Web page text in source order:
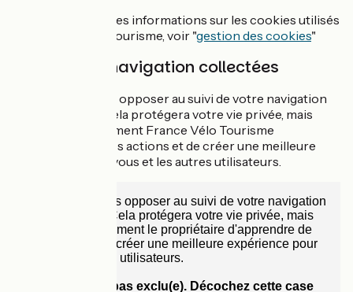
Pour de plus amples informations sur les cookies utilisés
par France Vélo Tourisme, voir "gestion des cookies"
Données de navigation collectées
Vous pouvez vous opposer au suivi de votre navigation
sur ce site web. Cela protégera votre vie privée, mais
empêchera également France Vélo Tourisme
d'apprendre de vos actions et de créer une meilleure
expérience pour vous et les autres utilisateurs.